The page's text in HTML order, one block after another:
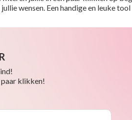
wensen. Een handige en leuke
paar klikken!